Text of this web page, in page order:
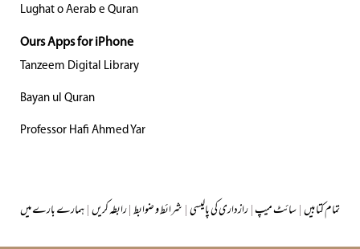
Lughat o Aerab e Quran
Ours Apps for iPhone
Tanzeem Digital Library
Bayan ul Quran
Professor Hafi Ahmed Yar
ہمارے بارے میں|رابطہ کریں|شرائط و ضوابط|رازداری کی پالیسی|سائٹ میپ|تمام کتابیں